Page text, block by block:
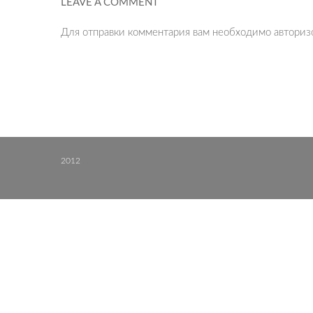
LEAVE A COMMENT
Для отправки комментария вам необходимо
2012